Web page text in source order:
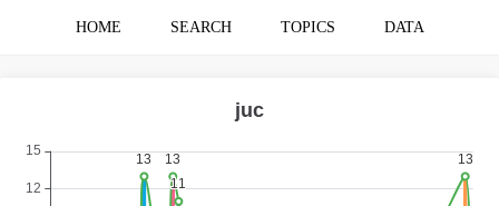
HOME SEARCH TOPICS DATA